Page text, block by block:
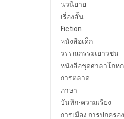
นวนิยาย
เรื่องสั้น
Fiction
หนังสือเด็ก
วรรณกรรมเยาวชน
หนังสือชุดศาลาโกหก
การตลาด
ภาษา
บันทึก-ความเรียง
การเมือง การปกครอง